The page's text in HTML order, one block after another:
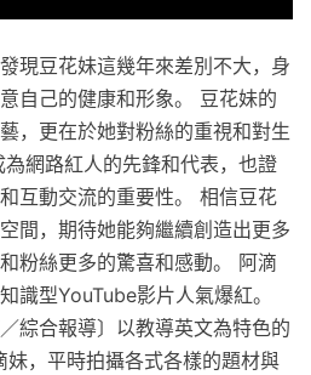
現豆花妹這幾年來差別不大，身
自己的健康和形象。 豆花妹的
，更在於她對粉絲的重視和對生
網路紅人的先鋒和代表，也證
互動交流的重要性。 相信豆花
間，期待她能夠繼續創造出更多
粉絲更多的驚喜和感動。 阿滴
識型YouTube影片人氣爆紅。
綜合報導〕以教導英文為特色的
，平時拍攝各式各樣的題材與